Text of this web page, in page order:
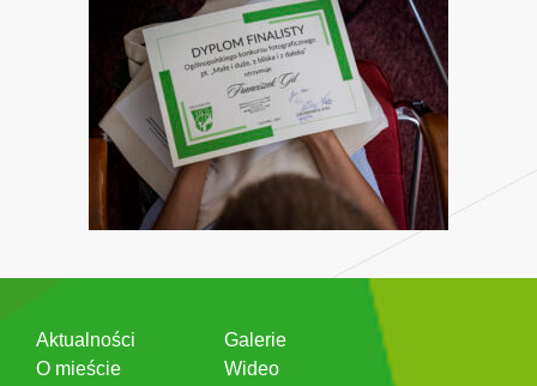
Aktualności
O mieście
Galerie
Wideo